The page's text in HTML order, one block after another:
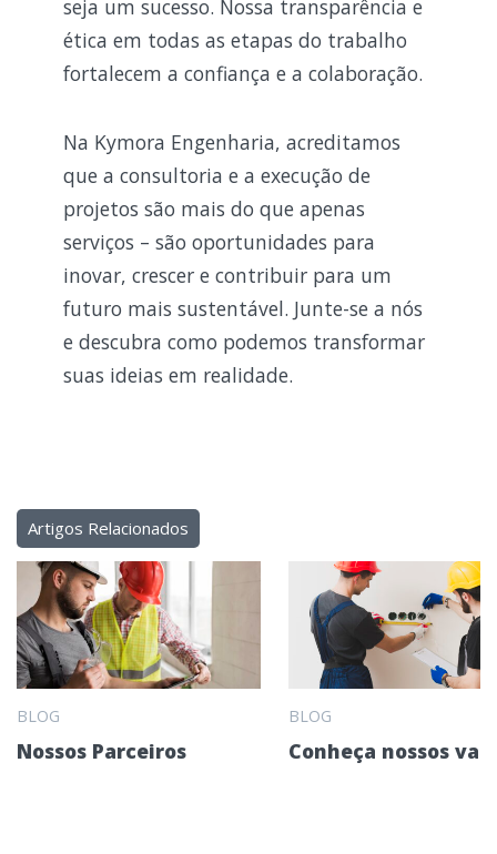
seja um sucesso. Nossa transparência e
ética em todas as etapas do trabalho
fortalecem a confiança e a colaboração.
Na Kymora Engenharia, acreditamos
que a consultoria e a execução de
projetos são mais do que apenas
serviços – são oportunidades para
inovar, crescer e contribuir para um
futuro mais sustentável. Junte-se a nós
e descubra como podemos transformar
suas ideias em realidade.
Artigos Relacionados
BLOG
Nossos Parceiros
BLOG
Conheça nossos